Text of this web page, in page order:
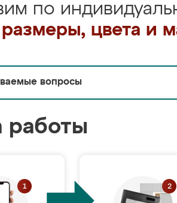
по
цвета и
вопросы
работы